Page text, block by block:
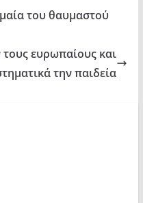
του θαυμαστού
τους ευρωπαίους και
την παιδεία